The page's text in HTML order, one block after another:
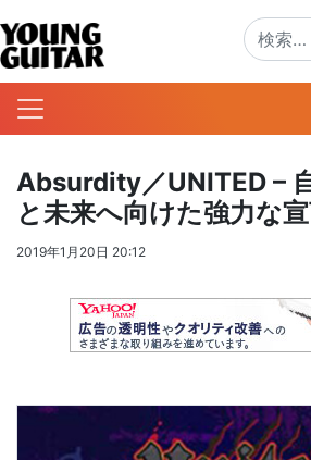
Absurdity／UNITED –
と未来へ向けた強力な
2019年1月20日 20:12